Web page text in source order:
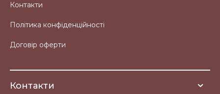
Контакти
Політика конфіденційності
Договір оферти
Контакти